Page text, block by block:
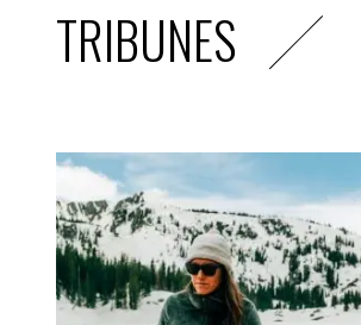
TRIBUNES